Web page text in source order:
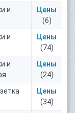
и
Цены
(6)
и
Цены
(74)
и
Цены
(24)
Цены
(34)